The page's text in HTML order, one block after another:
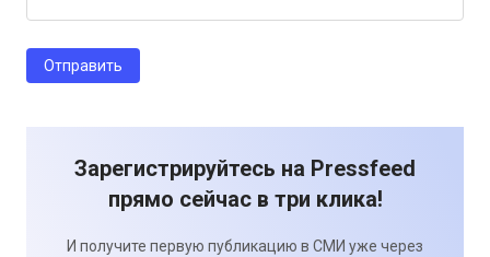
Зарегистрируйтесь на Pressfeed
прямо сейчас в три клика!
И получите первую публикацию в СМИ уже через